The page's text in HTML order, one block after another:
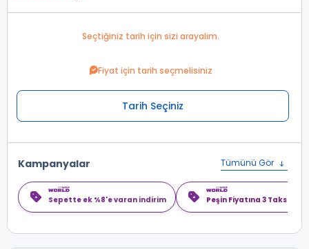
Seçtiğiniz tarih için sizi arayalım.
Fiyat için tarih seçmelisiniz
Tarih Seçiniz
Kampanyalar Tümünü Gör
Sepette ek %8'e varan indirim Peşin Fiyatına 3 Taksit